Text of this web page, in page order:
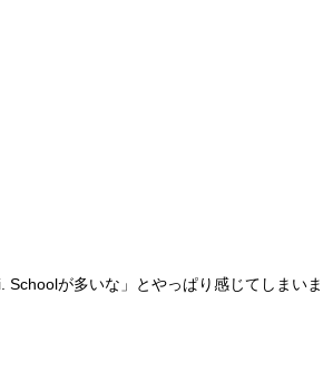
が多いな」とやっぱり感じてしまいま